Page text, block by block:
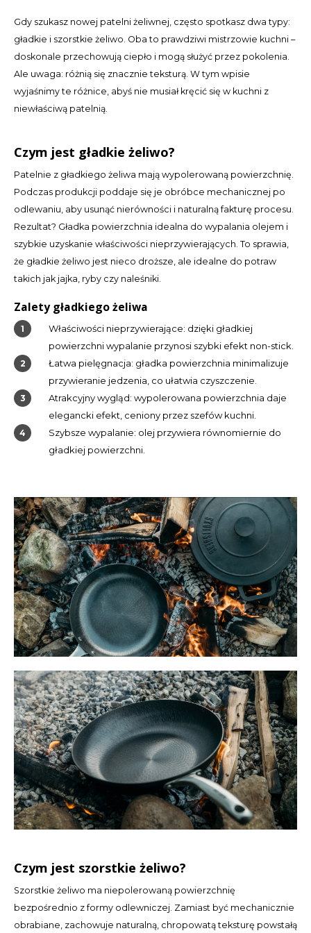
Polski
CHF
INR
JPY
CZK
DKK
ECS
HUF
KRW
PLN
SGD
ZAR
SEK
TWD
UYU
Gdy szukasz nowej patelni żeliwnej, często spotkasz dwa typy:
gładkie i szorstkie żeliwo. Oba to prawdziwi mistrzowie kuchni –
doskonale przechowują ciepło i mogą służyć przez pokolenia.
Ale uwaga: różnią się znacznie teksturą. W tym wpisie
wyjaśnimy te różnice, abyś nie musiał kręcić się w kuchni z
niewłaściwą patelnią.
Czym jest gładkie żeliwo?
Patelnie z gładkiego żeliwa mają wypolerowaną powierzchnię.
Podczas produkcji poddaje się je obróbce mechanicznej po
odlewaniu, aby usunąć nierówności i naturalną fakturę procesu.
Rezultat? Gładka powierzchnia idealna do wypalania olejem i
szybkie uzyskanie właściwości nieprzywierających. To sprawia,
że gładkie żeliwo jest nieco droższe, ale idealne do potraw
takich jak jajka, ryby czy naleśniki.
Zalety gładkiego żeliwa
Właściwości nieprzywierające: dzięki gładkiej
powierzchni wypalanie przynosi szybki efekt non-stick.
Łatwa pielęgnacja: gładka powierzchnia minimalizuje
przywieranie jedzenia, co ułatwia czyszczenie.
Atrakcyjny wygląd: wypolerowana powierzchnia daje
elegancki efekt, ceniony przez szefów kuchni.
Szybsze wypalanie: olej przywiera równomiernie do
gładkiej powierzchni.
Czym jest szorstkie żeliwo?
Szorstkie żeliwo ma niepolerowaną powierzchnię
bezpośrednio z formy odlewniczej. Zamiast być mechanicznie
obrabiane, zachowuje naturalną, chropowatą teksturę powstałą